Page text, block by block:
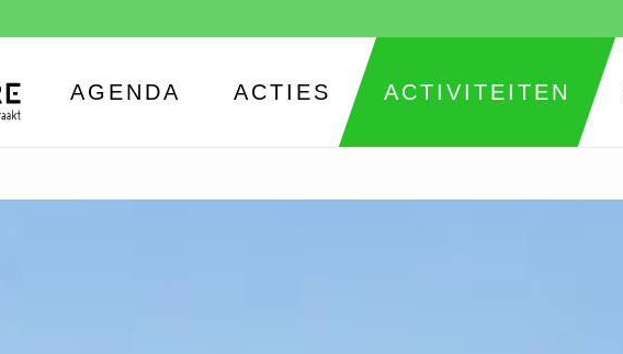
AGENDA ACTIES ACTIVITEITEN